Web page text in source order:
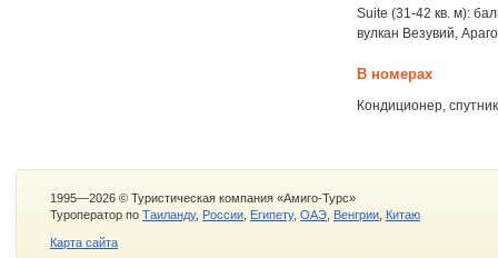
Suite (31-42 кв. м):
вулкан Везувий,
В номерах
Кондиционер,
1995—2026 © Туристическая компания «Амиго-Турс»
Туроператор по Таиланду, России Египету, ОАЭ Венгрии Китаю
Карта сайта